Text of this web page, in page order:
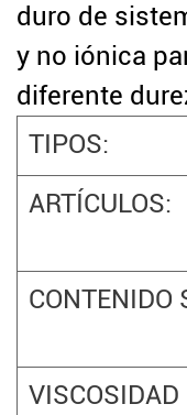
duro de
y no iónica
diferente
TIPOS:
ARTÍCULOS:
CONTENIDO
VISCOSIDAD